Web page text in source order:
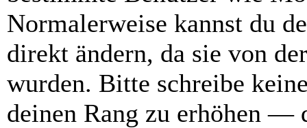
Normalerweise kannst du
direkt ändern, da sie von
wurden. Bitte schreibe
deinen Rang zu erhöhen —